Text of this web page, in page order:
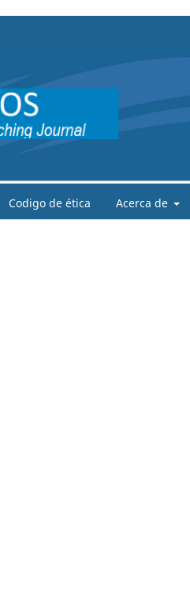
Codigo de ética Acerca de